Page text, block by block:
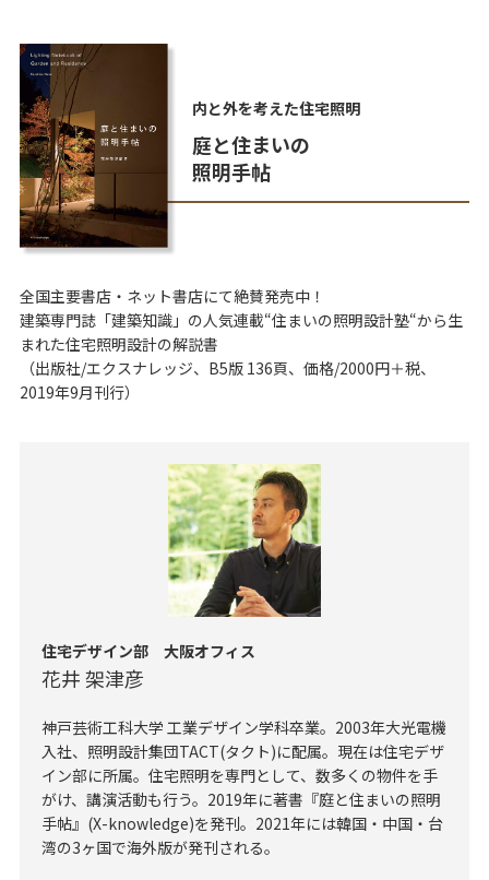
内と外を考えた住宅照明
庭と住まいの
照明手帖
全国主要書店・ネット書店にて絶賛発売中！
建築専門誌「建築知識」の人気連載“住まいの照明設計塾“から生
まれた住宅照明設計の解説書
（出版社/エクスナレッジ、B5版 136頁、価格/2000円＋税、
2019年9月刊行）
住宅デザイン部 大阪オフィス
花井 架津彦
神戸芸術工科大学 工業デザイン学科卒業。2003年大光電機
入社、照明設計集団TACT(タクト)に配属。現在は住宅デザ
イン部に所属。住宅照明を専門として、数多くの物件を手
がけ、講演活動も行う。2019年に著書『庭と住まいの照明
手帖』(X-knowledge)を発刊。2021年には韓国・中国・台
湾の3ヶ国で海外版が発刊される。